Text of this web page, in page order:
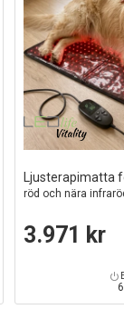
Ljusterapimatta
röd och nära
3.971 kr